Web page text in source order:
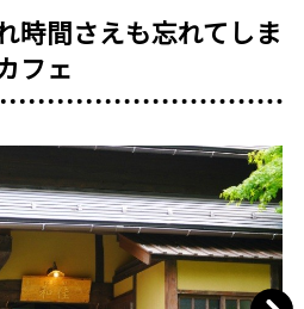
時間さえも忘れてしま
フェ